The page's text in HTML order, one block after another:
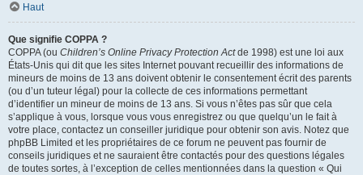
Haut
Que signifie COPPA ?
COPPA (ou Children’s Online Privacy Protection Actde 1998) est une loi aux
États-Unis qui dit que les sites Internet pouvant recueillir des informations de
mineurs de moins de 13 ans doivent obtenir le consentement écrit des parents
(ou d’un tuteur légal) pour la collecte de ces informations permettant
d’identifier un mineur de moins de 13 ans. Si vous n’êtes pas sûr que cela
s’applique à vous, lorsque vous vous enregistrez ou que quelqu’un le fait à
votre place, contactez un conseiller juridique pour obtenir son avis. Notez que
phpBB Limited et les propriétaires de ce forum ne peuvent pas fournir de
conseils juridiques et ne sauraient être contactés pour des questions légales
de toutes sortes, à l’exception de celles mentionnées dans la question « Qui